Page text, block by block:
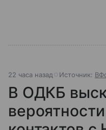
22 часа назад Источник:
В ОДКБ